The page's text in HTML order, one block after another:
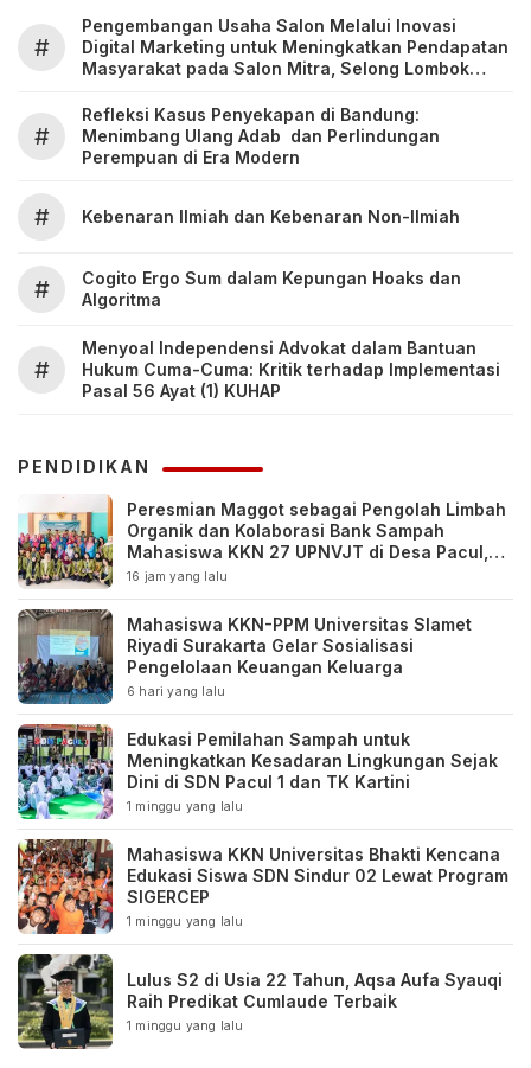
#
Pengembangan Usaha Salon Melalui Inovasi
Digital Marketing untuk Meningkatkan Pendapatan
Masyarakat pada Salon Mitra, Selong Lombok
#
Refleksi Kasus Penyekapan di Bandung:
Menimbang Ulang Adab dan Perlindungan
Perempuan di Era Modern
# Kebenaran Ilmiah dan Kebenaran Non-Ilmiah
#
Cogito Ergo Sum dalam Kepungan Hoaks dan
Algoritma
#
Menyoal Independensi Advokat dalam Bantuan
Hukum Cuma-Cuma: Kritik terhadap Implementasi
Pasal 56 Ayat (1) KUHAP
PENDIDIKAN
Peresmian Maggot sebagai Pengolah Limbah
Organik dan Kolaborasi Bank Sampah
Mahasiswa KKN 27 UPNVJT di Desa Pacul,
Bojonegoro
16 jam yang lalu
Mahasiswa KKN-PPM Universitas Slamet
Riyadi Surakarta Gelar Sosialisasi
Pengelolaan Keuangan Keluarga
6 hari yang lalu
Edukasi Pemilahan Sampah untuk
Meningkatkan Kesadaran Lingkungan Sejak
Dini di SDN Pacul 1 dan TK Kartini
1 minggu yang lalu
Mahasiswa KKN Universitas Bhakti Kencana
Edukasi Siswa SDN Sindur 02 Lewat Program
SIGERCEP
1 minggu yang lalu
Lulus S2 di Usia 22 Tahun, Aqsa Aufa Syauqi
Raih Predikat Cumlaude Terbaik
1 minggu yang lalu